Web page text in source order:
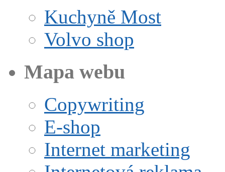
Kuchyně Most
Volvo shop
Mapa webu
Copywriting
E-shop
Internet marketing